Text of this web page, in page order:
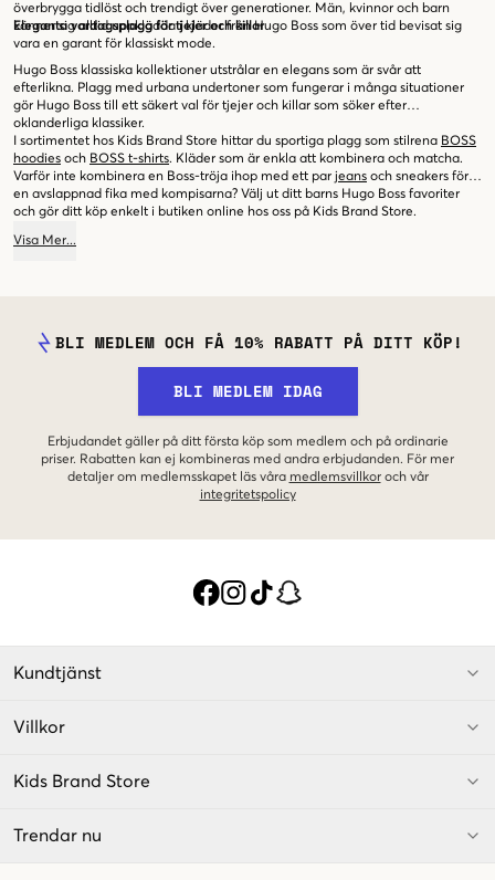
överbrygga tidlöst och trendigt över generationer. Män, kvinnor och barn
känner sig alltid uppklädda i kläder från Hugo Boss som över tid bevisat sig
vara en garant för klassiskt mode.
Eleganta vardagsplagg för tjejer och killar
Hugo Boss klassiska kollektioner utstrålar en elegans som är svår att
efterlikna. Plagg med urbana undertoner som fungerar i många situationer
gör Hugo Boss till ett säkert val för tjejer och killar som söker efter
oklanderliga klassiker.
I sortimentet hos Kids Brand Store hittar du sportiga plagg som stilrena BOSS
hoodies och BOSS t-shirts. Kläder som är enkla att kombinera och matcha.
Varför inte kombinera en Boss-tröja ihop med ett par jeans och sneakers för
en avslappnad fika med kompisarna? Välj ut ditt barns Hugo Boss favoriter
och gör ditt köp enkelt i butiken online hos oss på Kids Brand Store.
Visa Mer...
BLI MEDLEM OCH FÅ 10% RABATT PÅ DITT KÖP!
BLI MEDLEM IDAG
Erbjudandet gäller på ditt första köp som medlem och på ordinarie
priser. Rabatten kan ej kombineras med andra erbjudanden. För mer
detaljer om medlemsskapet läs våra medlemsvillkor och vår
integritetspolicy
Kundtjänst
Villkor
Kids Brand Store
Trendar nu